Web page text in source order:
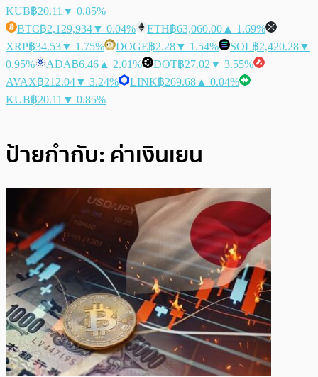
KUB฿20.11 ▼ 0.85%
BTC฿2,129,934▼ 0.04% ETH฿63,060.00 ▲ 1.69%
XRP฿34.53▼ 1.75% DOGE฿2.28▼ 1.54% SOL฿2,420.28▼
0.95%
ADA฿6.46 ▲ 2.01% DOT฿27.02 ▼ 3.55%
AVAX฿212.04▼ 3.24% LINK฿269.68 ▲ 0.04%
KUB฿20.11 ▼ 0.85%
ป้ายกำกับ: ค่าเงินเยน